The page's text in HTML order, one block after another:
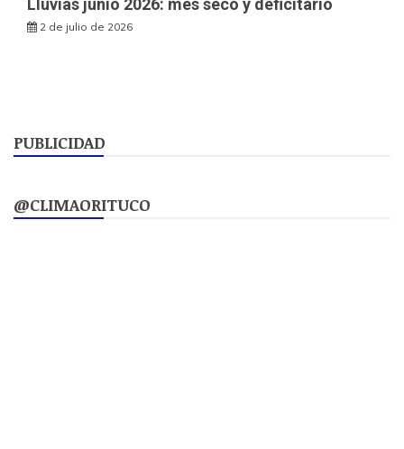
Lluvias junio 2026: mes seco y deficitario
2 de julio de 2026
PUBLICIDAD
@CLIMAORITUCO